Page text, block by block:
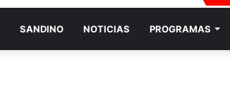
SANDINO NOTICIAS PROGRAMAS